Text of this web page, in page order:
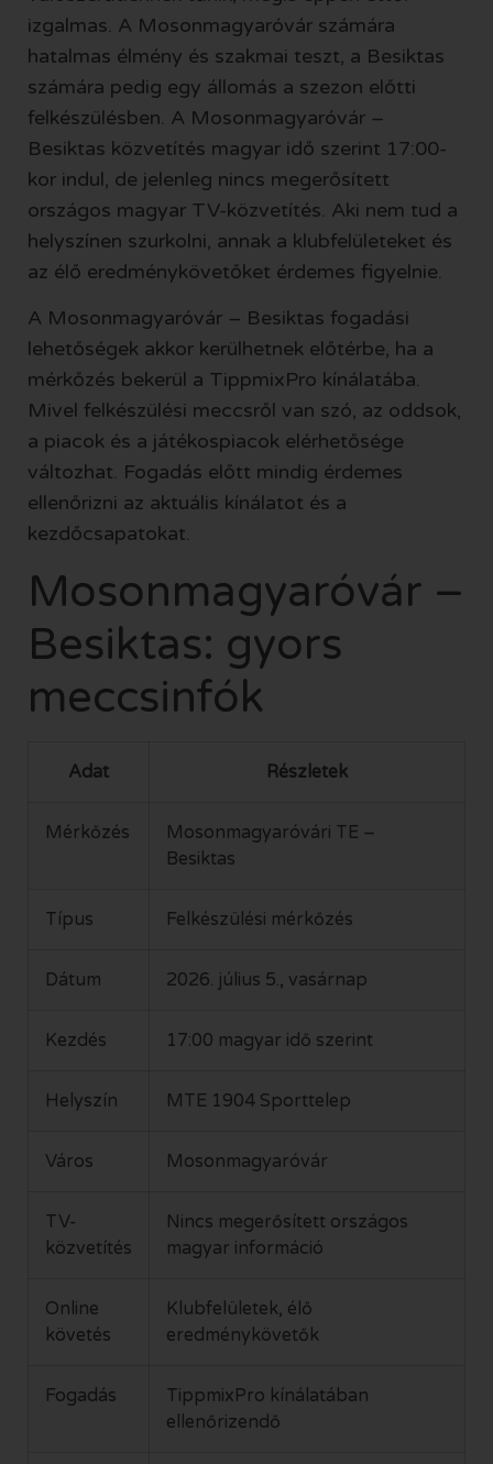
izgalmas. A Mosonmagyaróvár számára
hatalmas élmény és szakmai teszt, a Besiktas
számára pedig egy állomás a szezon előtti
felkészülésben. A Mosonmagyaróvár –
Besiktas közvetítés magyar idő szerint 17:00-
kor indul, de jelenleg nincs megerősített
országos magyar TV-közvetítés. Aki nem tud a
helyszínen szurkolni, annak a klubfelületeket és
az élő eredménykövetőket érdemes figyelnie.
A Mosonmagyaróvár – Besiktas fogadási
lehetőségek akkor kerülhetnek előtérbe, ha a
mérkőzés bekerül a TippmixPro kínálatába.
Mivel felkészülési meccsről van szó, az oddsok,
a piacok és a játékospiacok elérhetősége
változhat. Fogadás előtt mindig érdemes
ellenőrizni az aktuális kínálatot és a
kezdőcsapatokat.
Mosonmagyaróvár –
Besiktas: gyors
meccsinfók
Adat Részletek
Mérkőzés
Mosonmagyaróvári TE –
Besiktas
Típus Felkészülési mérkőzés
Dátum 2026. július 5., vasárnap
Kezdés 17:00 magyar idő szerint
Helyszín MTE 1904 Sporttelep
Város Mosonmagyaróvár
TV-
közvetítés
Nincs megerősített országos
magyar információ
Online
követés
Klubfelületek, élő
eredménykövetők
Fogadás
TippmixPro kínálatában
ellenőrizendő